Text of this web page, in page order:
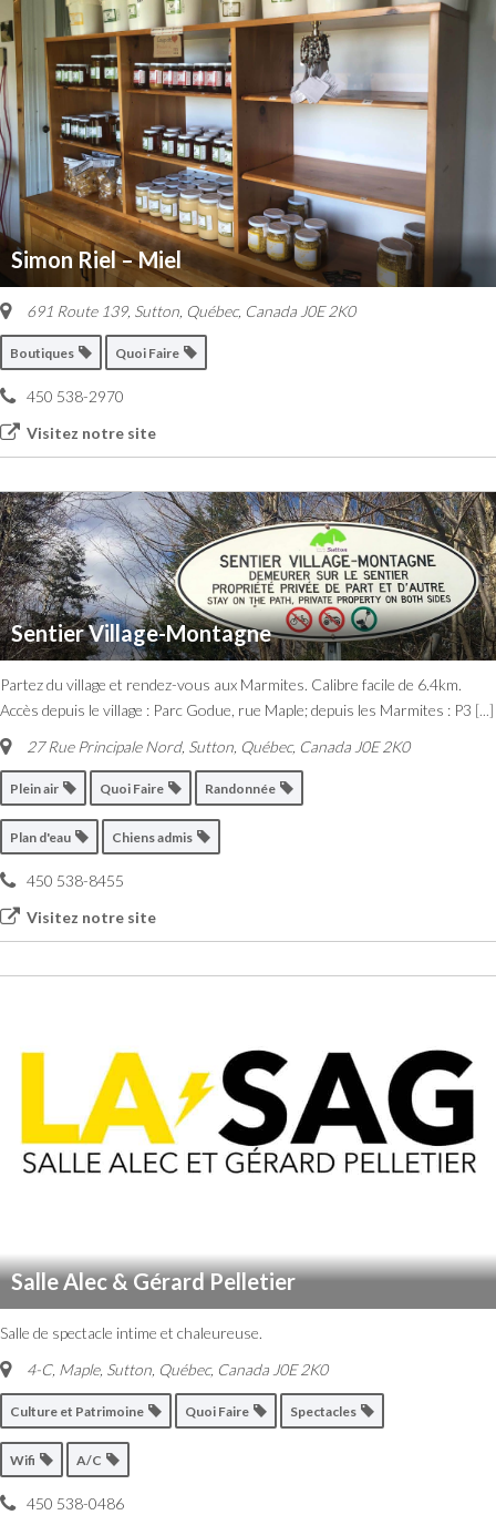
Simon Riel – Miel
691 Route 139, Sutton, Québec, Canada J0E 2K0
Boutiques Quoi Faire
450 538-2970
Visitez notre site
Sentier Village-Montagne
Partez du village et rendez-vous aux Marmites. Calibre facile de 6.4km.
Accès depuis le village : Parc Godue, rue Maple; depuis les Marmites : P3 [...]
27 Rue Principale Nord, Sutton, Québec, Canada J0E 2K0
Plein air Quoi Faire Randonnée
Plan d'eau Chiens admis
450 538-8455
Visitez notre site
Salle Alec & Gérard Pelletier
Salle de spectacle intime et chaleureuse.
4-C, Maple, Sutton Québec, Canada J0E 2K0
Culture et Patrimoine Quoi Faire Spectacles
Wifi A/C
450 538-0486